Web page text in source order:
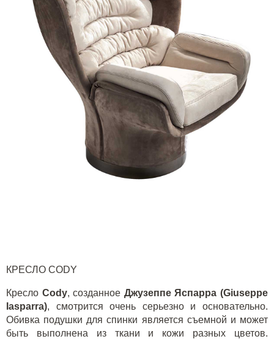
КРЕСЛО CODY
Кресло Cody, созданное Джузеппе Яспарра (Giuseppe
Iasparra), смотрится очень серьезно и основательно.
Обивка подушки для спинки является съемной и может
быть выполнена из ткани и кожи разных цветов.